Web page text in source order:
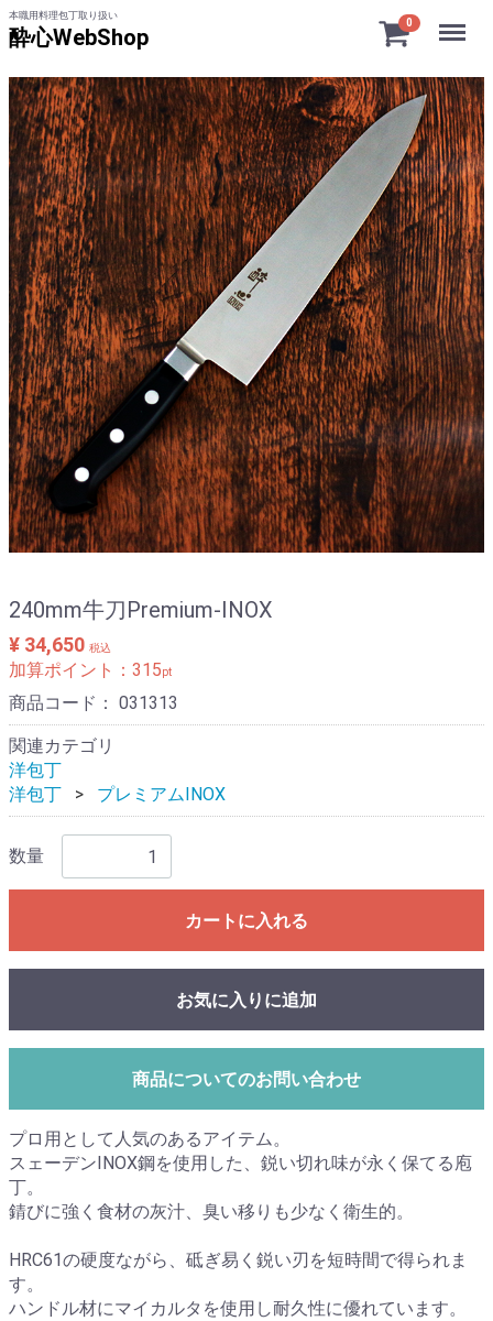
本職用料理包丁取り扱い
酔心WebShop
0 Menu
240mm牛刀Premium-INOX
¥ 34,650 税込
加算ポイント： 315pt
商品コード： 031313
関連カテゴリ
洋包丁
洋包丁
プレミアムINOX
数量
カートに入れる
お気に入りに追加
商品についてのお問い合わせ
プロ用として人気のあるアイテム。
スェーデンINOX鋼を使用した、鋭い切れ味が永く保てる庖
丁。
錆びに強く食材の灰汁、臭い移りも少なく衛生的。
HRC61の硬度ながら、砥ぎ易く鋭い刃を短時間で得られま
す。
ハンドル材にマイカルタを使用し耐久性に優れています。